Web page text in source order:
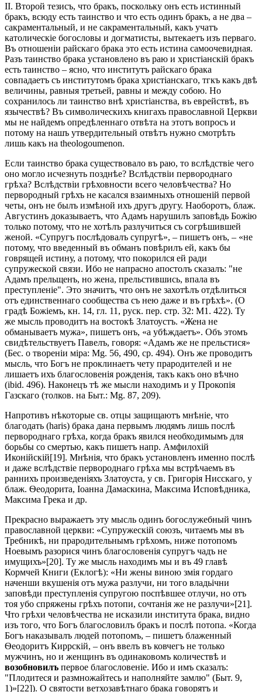
II. Второй тезисъ, что бракъ, поскольку онъ есть истинный
бракъ, всюду есть таинство и что есть одинъ бракъ, а не два –
сакраментальный, и не сакраментальный, какъ учатъ
католическіе богословы и догматисты, вытекаетъ изъ перваго.
Въ отношеніи райскаго брака это есть истина самоочевидная.
Разъ таинство брака установлено въ раю и христіанскій бракъ
есть таинство – ясно, что институтъ райскаго брака
совпадаетъ съ институтомъ брака христіанскаго, тгкъ какъ двѣ
величины, равныя третьей, равны и между собою. Но
сохранилось ли таинство внѣ христіанства, въ еврействѣ, въ
язычествѣ? Въ символическихъ книгахъ православной Церкви
мы не найдемъ опредѣленнаго отвѣта на этотъ вопросъ и
потому на нашъ утвердительный отвѣтъ нужно смотрѣть
лишь какъ на theologoumenon.
Если таинство брака существовало въ раю, то вслѣдствіе чего
оно могло исчезнуть позднѣе? Вслѣдствіи первороднаго
грѣха? Вслѣдствіи грѣховности всего человѣчества? Но
первородный грѣхъ не касался взаимныхъ отношеній первой
четы, онъ не былъ измѣной ихъ другъ другу. Наоборотъ, блаж.
Августинъ доказываетъ, что Адамъ нарушилъ заповѣдь Божію
только потому, что не хотѣлъ разлучиться съ согрѣшившей
женой. «Супругъ послѣдовалъ супругѣ», – пишетъ онъ, – «не
потому, что введенный въ обманъ повѣрилъ ей, какъ бы
говрящей истину, а потому, что покорился ей ради
супружеской связи. Ибо не напрасно апостолъ сказалъ: "не
Адамъ прельщенъ, но жена, прельстившись, впала въ
преступленіе". Это значитъ, что онъ не захотѣлъ отдѣлиться
отъ единственнаго сообщества съ нею даже и въ грѣхѣ». (О
градѣ Божіемъ, кн. 14, гл. 11, руск. пер. стр. 32: М1. 422). Ту
же мысль проводитъ на востокѣ Златоустъ. «Жена не
обманываетъ мужа», пишетъ онъ, «а убѣждаетъ». Объ этомъ
свидѣтельствуетъ Павелъ, говоря: «Адамъ же не прельстися»
(Бес. о твореніи міра: Mg. 56, 490, ср. 494). Онъ же проводитъ
мысль, что Богъ не проклинаетъ чету прародителей и не
лишаетъ ихъ благословенія рожденія, такъ какъ оно вѣчно
(ibid. 496). Наконецъ тѣ же мысли находимъ и у Прокопія
Газскаго (толков. на Быт.: Mg. 87, 209).
Напротивъ нѣкоторые св. отцы защищаютъ мнѣніе, что
благодать (haris) брака дана первымъ людямъ лишь послѣ
первороднаго грѣха, когда бракъ явился необходимымъ для
борьбы со смертью, какъ пишетъ напр. Амфилохій
Иконійскій[19]. Мнѣнія, что бракъ установленъ именно послѣ
и даже вслѣдствіе первороднаго грѣха мы встрѣчаемъ въ
раннихъ произведеніяхъ Златоуста, у св. Григорія Нисскаго, у
блаж. Ѳеодорита, Іоанна Дамаскина, Максима Исповѣдника,
Максима Грека и др.
Прекрасно выражаетъ эту мысль одинъ богослужебный чинъ
православной церкви: «Супружескій союзъ, читаемъ мы въ
Требникѣ, ни прародительнымъ грѣхомъ, ниже потопомъ
Ноевымъ разорися чинъ благословенія супругъ чадъ не
имущихъ»[20]. Ту же мысль находимъ мы и въ 49 главѣ
Кормчей Книги (Еклогѣ): «Ни жены виною змія гордаго
наченши вкушенія отъ мужа разлучи, ни того владьічни
заповѣди преступленія супругою поспѣвшее отлучи, но отъ
тоя убо спряжены грѣхъ потопи, сочтанія же не разлучи»[21].
Что грѣхи человѣчества не исказили института брака, видно
изъ того, что Богъ благословилъ бракъ и послѣ потопа. «Когда
Богъ наказывалъ людей потопомъ, – пишетъ блаженный
Ѳеодоритъ Киррскій, – онъ ввелъ въ ковчегъ не только
мужчинъ, но и женщинъ въ одинаковомъ количествѣ и
возобновилъ первое благословеніе. Ибо и имъ сказалъ:
"Плодитеся и размножайтесь и наполняйте замлю" (Быт. 9,
1)»[22]). О святости ветхозавѣтнаго брака говорятъ и